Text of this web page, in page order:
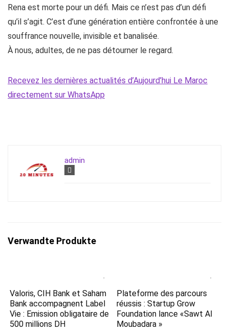
Rena est morte pour un défi. Mais ce n’est pas d’un défi
qu’il s’agit. C’est d’une génération entière confrontée à une
souffrance nouvelle, invisible et banalisée.
À nous, adultes, de ne pas détourner le regard.
Recevez les dernières actualités d’Aujourd’hui Le Maroc
directement sur WhatsApp
admin
Verwandte Produkte
Valoris, CIH Bank et Saham
Bank accompagnent Label
Vie : Emission obligataire de
500 millions DH
Plateforme des parcours
réussis : Startup Grow
Foundation lance «Sawt Al
Moubadara »